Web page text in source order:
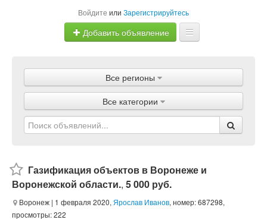
Войдите или Зарегистрируйтесь
Добавить объявление
Объявления
Магазины
Услуги
Все регионы
Все категории
Газификация объектов в Воронеже и
Воронежской области., 5 000 руб.
Воронеж | 1 февраля 2020, Ярослав Иванов, номер: 687298,
просмотры: 222